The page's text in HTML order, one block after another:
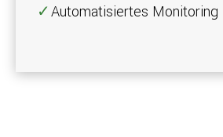
Automatisiertes Monitoring